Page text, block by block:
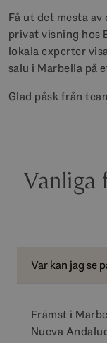
Få ut det mesta
privat visning hos
lokala experter
salu i Marbella på
Glad påsk från
Vanliga
Var kan jag se
Främst i
Nueva